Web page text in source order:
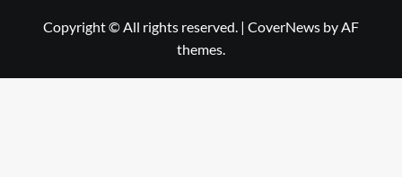
Copyright © All rights reserved. | CoverNews by AF
themes.